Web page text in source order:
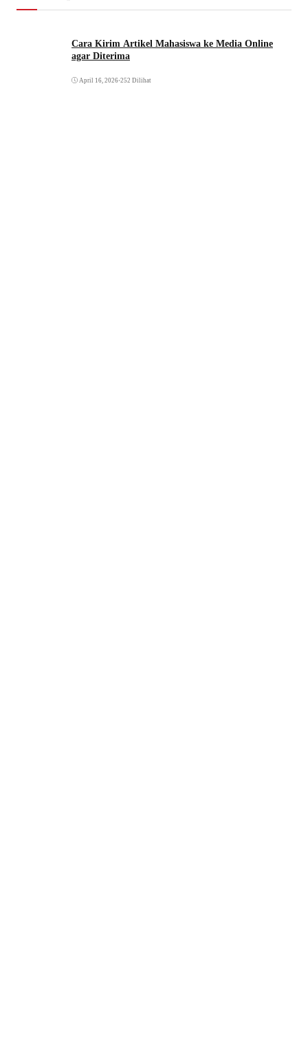
Cara Kirim Artikel Mahasiswa ke Media Online
agar Diterima
April 16, 2026•252 Dilihat